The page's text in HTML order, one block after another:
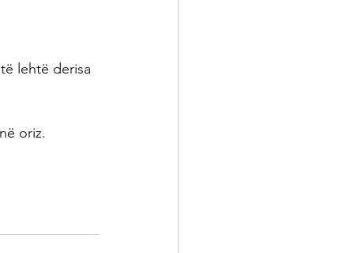
lehtë derisa
oriz.